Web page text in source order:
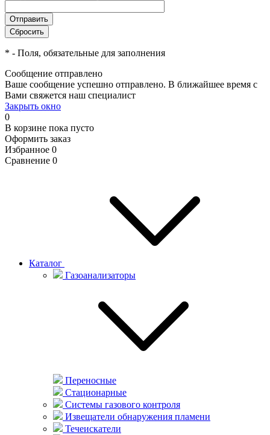
* - Поля, обязательные для заполнения
Сообщение отправлено
Ваше сообщение успешно отправлено. В ближайшее время с
Вами свяжется наш специалист
Закрыть окно
0
В корзине пока пусто
Оформить заказ
Избранное 0
Сравнение 0
Каталог
Газоанализаторы
Переносные
Стационарные
Системы газового контроля
Извещатели обнаружения пламени
Течеискатели